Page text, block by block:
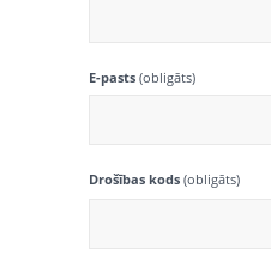
E-pasts (obligāts)
Drošības kods (obligāts)